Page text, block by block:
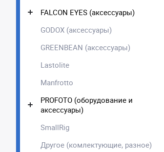
FALCON EYES (аксессуары)
GODOX (аксессуары)
GREENBEAN (аксессуары)
Lastolite
Manfrotto
PROFOTO (оборудование и
аксессуары)
SmallRig
Другое (комлектующие, разное)